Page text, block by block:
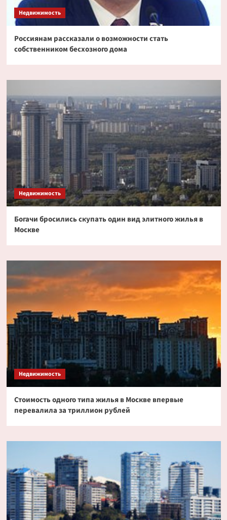
Недвижимость
Россиянам рассказали о возможности стать
собственником бесхозного дома
Недвижимость
Богачи бросились скупать один вид элитного жилья в
Москве
Недвижимость
Стоимость одного типа жилья в Москве впервые
перевалила за триллион рублей